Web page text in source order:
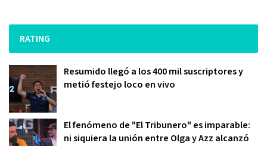
RATING
Resumido llegó a los 400 mil suscriptores y
metió festejo loco en vivo
El fenómeno de "El Tribunero" es imparable:
ni siquiera la unión entre Olga y Azz alcanzó